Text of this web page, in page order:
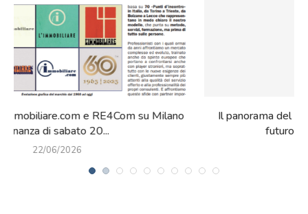
Il panorama del mercato immobiliare nel prossimo
futuro. La nostra intervista su...